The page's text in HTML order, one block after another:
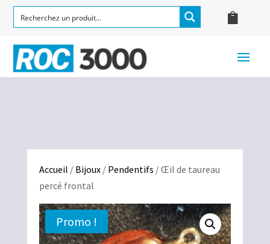
Accueil / Bijoux/ Pendentifs / Œil de taureau
percé frontal
Promo !